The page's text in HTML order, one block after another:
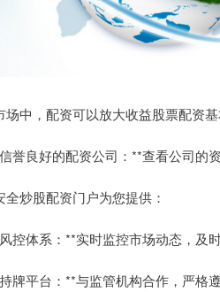
场中，配资可以放大收益股票配资
誉良好的配资公司：**查看公司的
全炒股配资门户为您提供：
控体系：**实时监控市场动态，及
牌平台：**与监管机构合作，严格